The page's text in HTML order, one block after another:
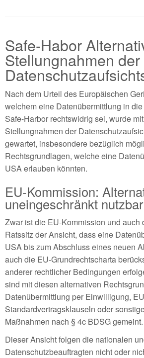
Safe-Habor
Stellungnahmen der
Nach dem Urteil des Europäischen
welchem eine Datenübermittlung in
Safe-Harbor rechtswidrig sei, wurde
Stellungnahmen der
gewartet, insbesondere bezüglich
Rechtsgrundlagen, welche eine
USA erlauben könnten.
EU-Kommission:
uneingeschränkt nutzbar
Zwar ist die EU-Kommission und auch
Ratssitz der Ansicht, dass eine
USA bis zum Abschluss eines neuen
auch die EU-Grundrechtscharta
anderer rechtlicher Bedingungen
sind mit diesen alternativen
Datenübermittlung per Einwilligung,
Standardvertragsklauseln oder
Maßnahmen nach § 4c BDSG gemeint.
Dieser Ansicht folgen die nationalen
Datenschutzbeauftragten nicht oder